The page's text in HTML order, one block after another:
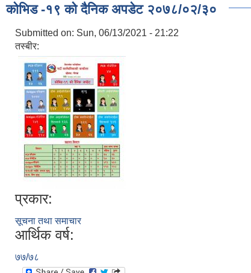
कोभिड -१९ को दैनिक अपडेट २०७८/०२/३०
Submitted on: Sun, 06/13/2021 - 21:22
तस्बीर:
प्रकार:
सूचना तथा समाचार
आर्थिक वर्ष:
७७/७८